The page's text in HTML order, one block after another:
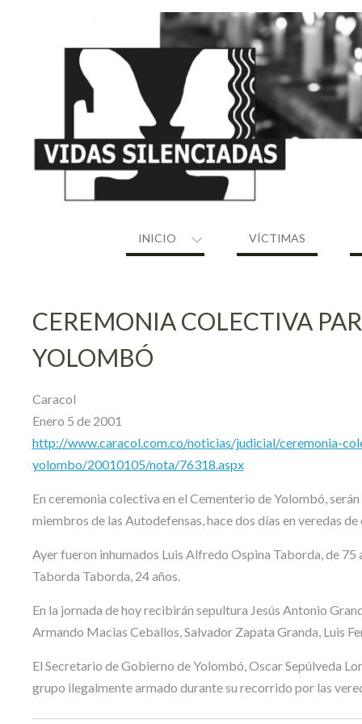
INICIO VÍCTIMAS
CEREMONIA COLECTIVA
YOLOMBÓ
Caracol
Enero 5 de 2001
http://www.caracol.com.co/noticias/judicial/ceremonia-
yolombo/20010105/nota/76318.aspx
En ceremonia colectiva en el Cementerio de Yolombó,
miembros de las Autodefensas, hace dos días en veredas
Ayer fueron inhumados Luis Alfredo Ospina Taborda, de
Taborda Taborda, 24 años.
En la jornada de hoy recibirán sepultura Jesús Antonio
Armando Macias Ceballos, Salvador Zapata Granda, Luis
El Secretario de Gobierno de Yolombó, Oscar Sepúlveda
grupo ilegalmente armado durante su recorrido por las